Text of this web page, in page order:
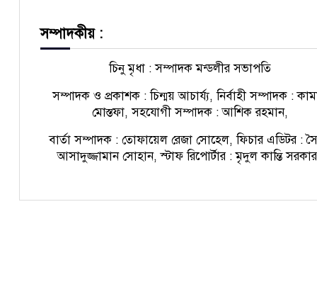
সম্পাদকীয় :
চিনু মৃধা : সম্পাদক মন্ডলীর সভাপতি
সম্পাদক ও প্রকাশক : চিন্ময় আচার্য্য, নির্বাহী সম্পাদক :
মোস্তফা, সহযোগী সম্পাদক : আশিক রহমান,
বার্তা সম্পাদক : তোফায়েল রেজা সোহেল, ফিচার এডিটর :
আসাদুজ্জামান সোহান, স্টাফ রিপোর্টার : মৃদুল কান্তি